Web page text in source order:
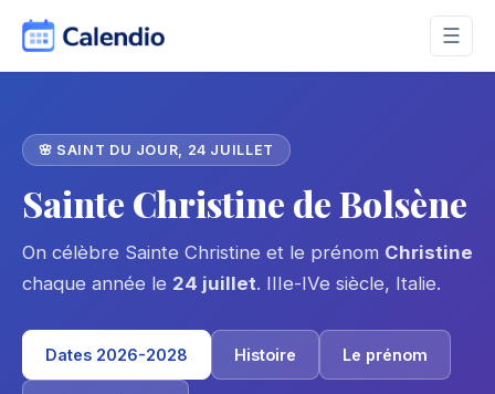
☰
🌸 SAINT DU JOUR, 24 JUILLET
Sainte Christine de Bolsène
On célèbre Sainte Christine et le prénom Christine
chaque année le 24 juillet. IIIe-IVe siècle, Italie.
Dates 2026-2028 Histoire Le prénom